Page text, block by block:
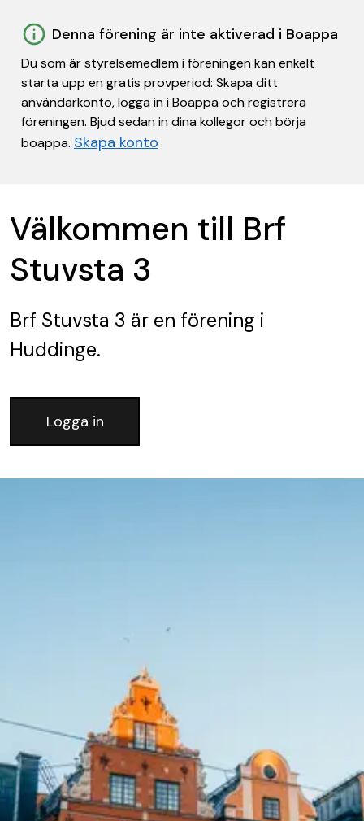
Denna förening är inte aktiverad i Boappa
Du som är styrelsemedlem i föreningen kan enkelt
starta upp en gratis provperiod: Skapa ditt
användarkonto, logga in i Boappa och registrera
föreningen. Bjud sedan in dina kollegor och börja
boappa. Skapa konto
Välkommen till Brf
Stuvsta 3
Brf Stuvsta 3 är en förening i
Huddinge.
Logga in